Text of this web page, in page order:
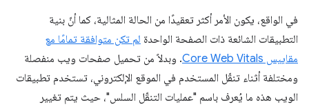
في الواقع، يكون الأمر أكثر تعقيدًا من الحالة المثالية، كما أنّ بنية
التطبيقات الشائعة ذات الصفحة الواحدة لم تكن متوافقة تمامًا مع
مقاييس Core Web Vitals
. وبدلاً من تحميل صفحات ويب منفصلة
ومختلفة أثناء تنقّل المستخدم في الموقع الإلكتروني، تستخدم تطبيقات
الويب هذه ما يُعرف باسم "عمليات التنقّل السلس"، حيث يتم تغيير